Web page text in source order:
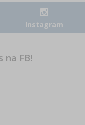
Instagram
na FB!